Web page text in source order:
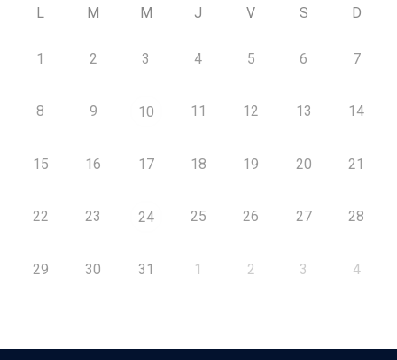
L M M J V S D
1 2 3 4 5 6 7
8 9 10 11 12 13 14
15 16 17 18 19 20 21
22 23 24 25 26 27 28
29 30 31 1 2 3 4